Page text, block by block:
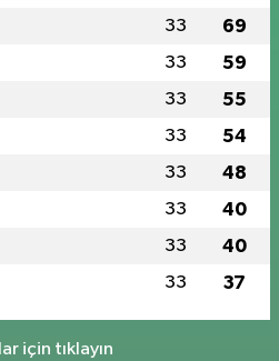
33 69
33 59
33 55
33 54
33 48
33 40
33 40
33 37
için tıklayın